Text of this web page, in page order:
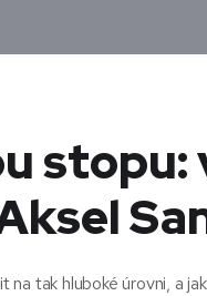
stopu:
na tak hluboké úrovni, a